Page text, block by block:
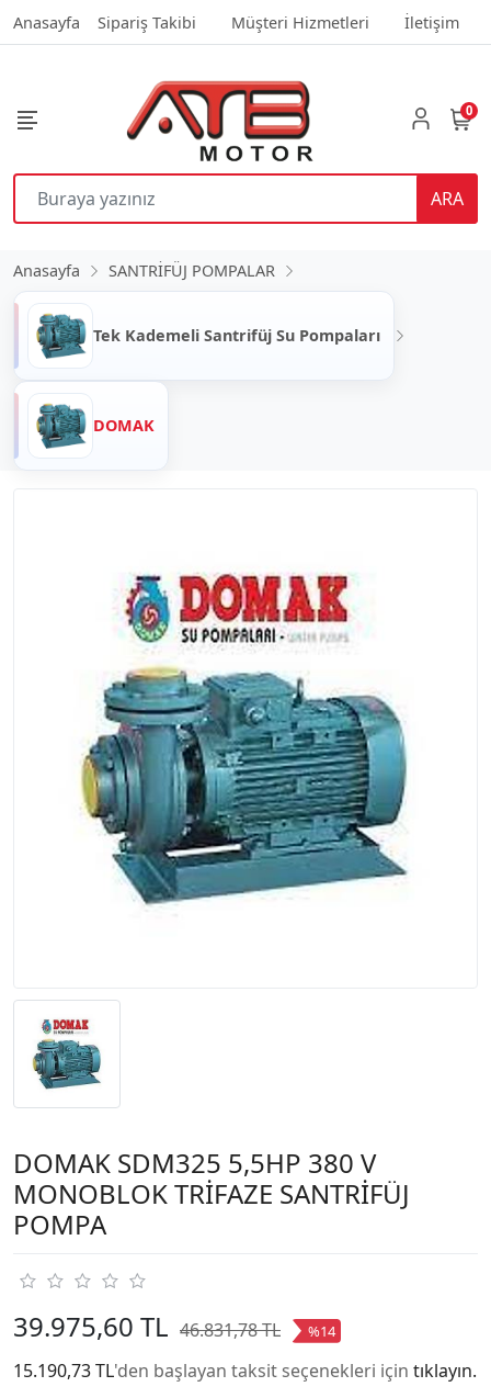
Anasayfa Sipariş Takibi Müşteri Hizmetleri İletişim
ARA
0
Anasayfa SANTRİFÜJ POMPALAR
Tek Kademeli Santrifüj Su Pompaları
DOMAK
DOMAK SDM325 5,5HP 380 V
MONOBLOK TRİFAZE SANTRİFÜJ
POMPA
39.975,60 TL 46.831,78 TL %14
15.190,73 TL'den başlayan taksit seçenekleri için tıklayın.